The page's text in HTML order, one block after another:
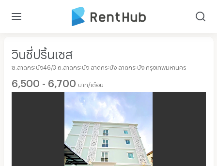
วินชี่ปริ้นเซส
ซ.ลาดกระบัง46/3 ถ.ลาดกระบัง ลาดกระบัง ลาดกระบัง กรุงเทพมหานคร
6,500 - 6,700 บาท/เดือน